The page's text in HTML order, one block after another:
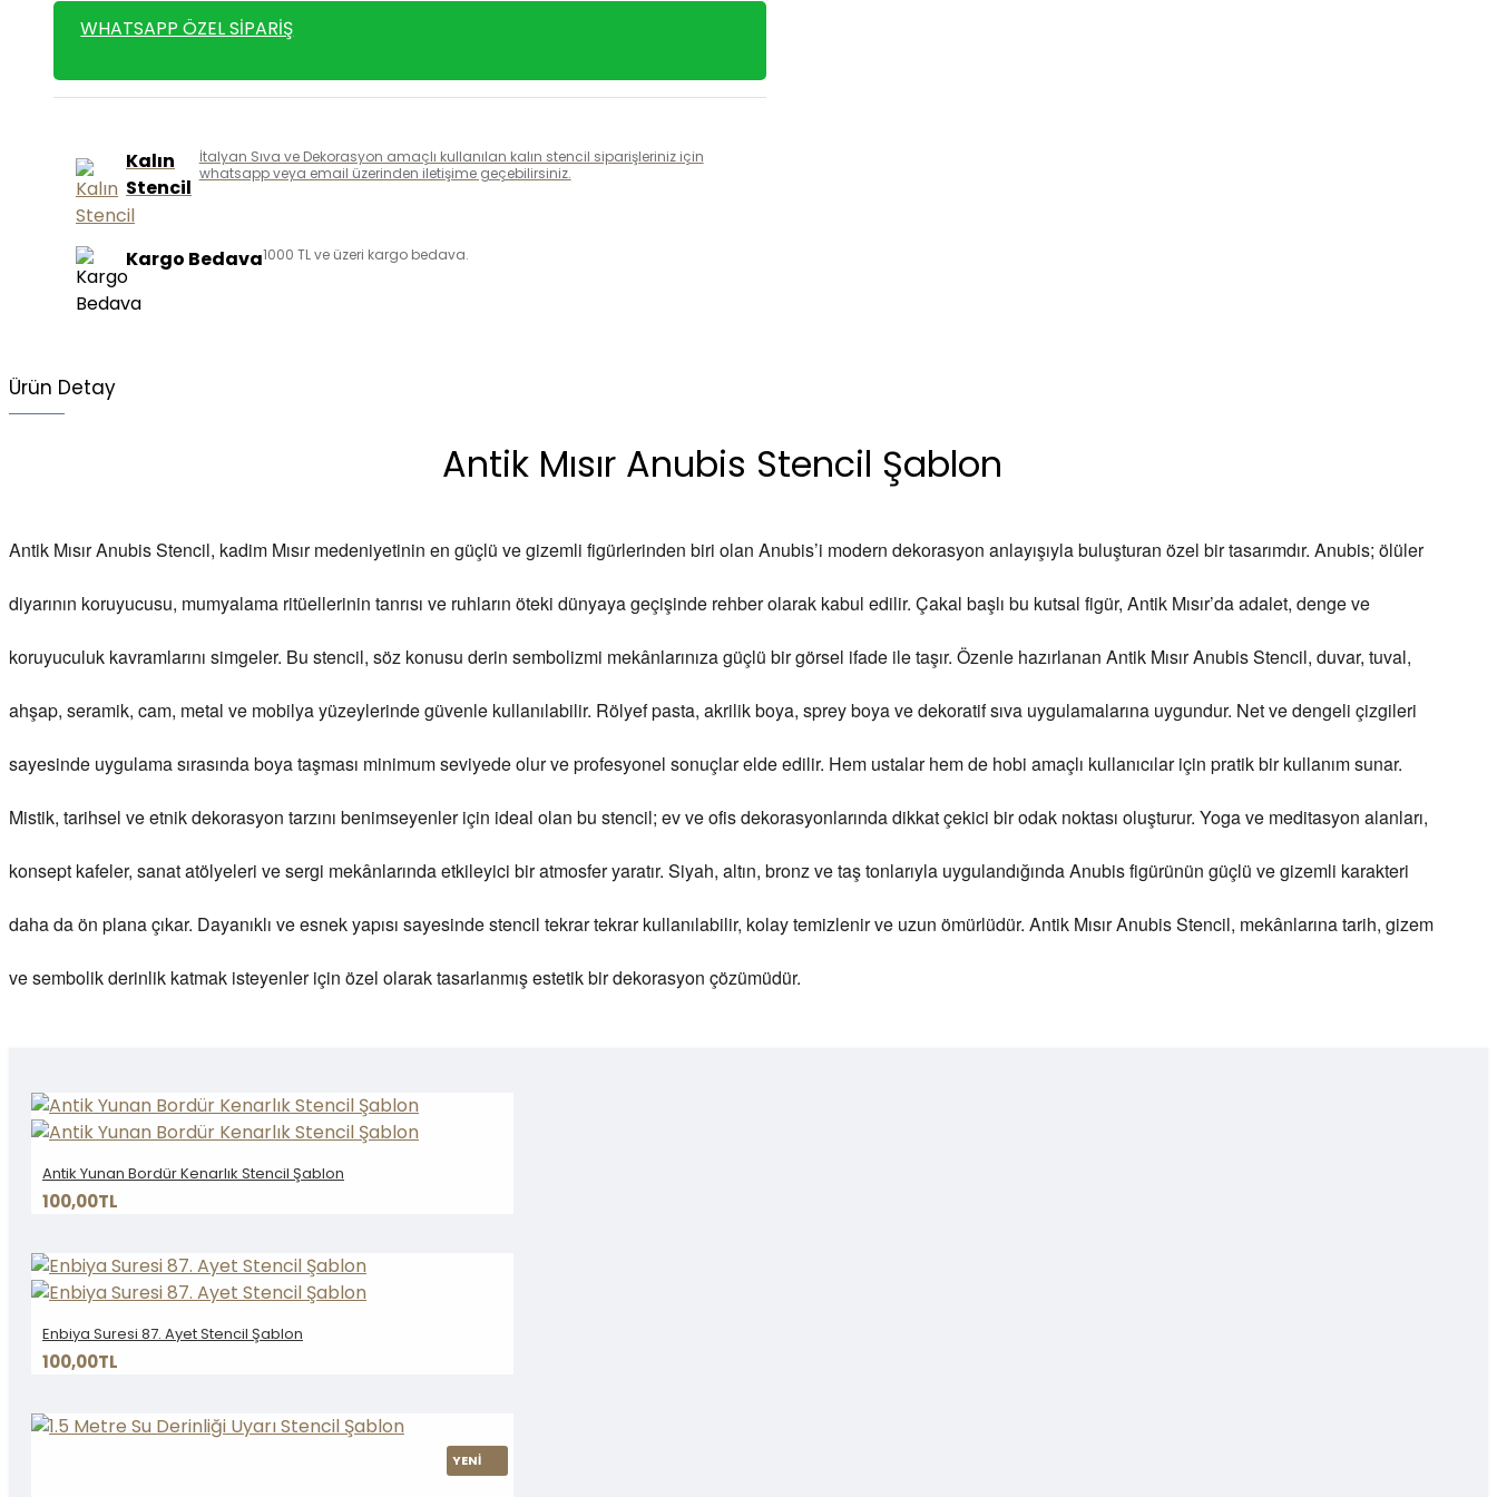
WHATSAPP ÖZEL SIPARIŞ
Kalın
Stencil
İtalyan Sıva ve Dekorasyon amaçlı kullanılan kalın stencil siparişleriniz için
whatsapp veya email üzerinden iletişime geçebilirsiniz.
Kargo Bedava1000 TL ve üzeri kargo bedava.
Ürün Detay
Antik Mısır Anubis Stencil Şablon
Antik Mısır Anubis Stencil, kadim Mısır medeniyetinin en güçlü ve gizemli figürlerinden biri olan Anubis’i modern dekorasyon anlayışıyla buluşturan özel bir tasarımdır. Anubis; ölüler
diyarının koruyucusu, mumyalama ritüellerinin tanrısı ve ruhların öteki dünyaya geçişinde rehber olarak kabul edilir. Çakal başlı bu kutsal figür, Antik Mısır’da adalet, denge ve
koruyuculuk kavramlarını simgeler. Bu stencil, söz konusu derin sembolizmi mekânlarınıza güçlü bir görsel ifade ile taşır. Özenle hazırlanan Antik Mısır Anubis Stencil, duvar, tuval,
ahşap, seramik, cam, metal ve mobilya yüzeylerinde güvenle kullanılabilir. Rölyef pasta, akrilik boya, sprey boya ve dekoratif sıva uygulamalarına uygundur. Net ve dengeli çizgileri
sayesinde uygulama sırasında boya taşması minimum seviyede olur ve profesyonel sonuçlar elde edilir. Hem ustalar hem de hobi amaçlı kullanıcılar için pratik bir kullanım sunar.
Mistik, tarihsel ve etnik dekorasyon tarzını benimseyenler için ideal olan bu stencil; ev ve ofis dekorasyonlarında dikkat çekici bir odak noktası oluşturur. Yoga ve meditasyon alanları,
konsept kafeler, sanat atölyeleri ve sergi mekânlarında etkileyici bir atmosfer yaratır. Siyah, altın, bronz ve taş tonlarıyla uygulandığında Anubis figürünün güçlü ve gizemli karakteri
daha da ön plana çıkar. Dayanıklı ve esnek yapısı sayesinde stencil tekrar tekrar kullanılabilir, kolay temizlenir ve uzun ömürlüdür. Antik Mısır Anubis Stencil, mekânlarına tarih, gizem
ve sembolik derinlik katmak isteyenler için özel olarak tasarlanmış estetik bir dekorasyon çözümüdür.
Antik Yunan Bordür Kenarlık Stencil Şablon
100,00TL
Enbiya Suresi 87. Ayet Stencil Şablon
100,00TL
YENİ